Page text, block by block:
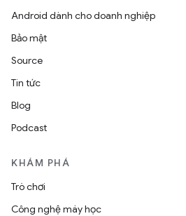
Android dành cho doanh nghiệp
Bảo mật
Source
Tin tức
Blog
Podcast
KHÁM PHÁ
Trò chơi
Công nghệ máy học